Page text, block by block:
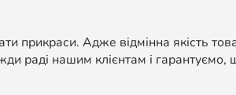
прикраси. Адже відмінна якість
раді нашим клієнтам і гарантуємо,